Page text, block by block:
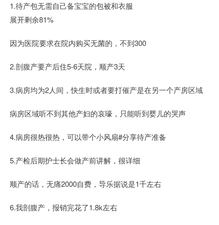
1.待产包无需自己备宝宝的包被和衣服
展开剩余81%
因为医院要求在院内购买无菌的，不到300
2.剖腹产要产后住5-6天院，顺产3天
3.病房均为2人间，快生时或者要打催产是在另一个产房区域
病房区域听不到其他产妇的哀嚎，只能听到婴儿的哭声
4.病房很热很热，可以带个小风扇#分享待产准备
5.产检后期护士长会做产前讲解，很详细
顺产的话，无痛2000自费，导乐据说是1千左右
6.我剖腹产，报销完花了1.8k左右